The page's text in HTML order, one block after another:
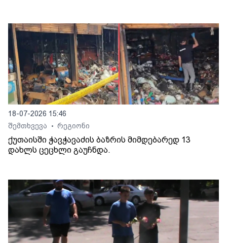
18-07-2026 15:46
შემთხვევა
• რეგიონი
ქუთაისში ჭავჭავაძის ბაზრის მიმდებარედ 13
დახლს ცეცხლი გაუჩნდა.